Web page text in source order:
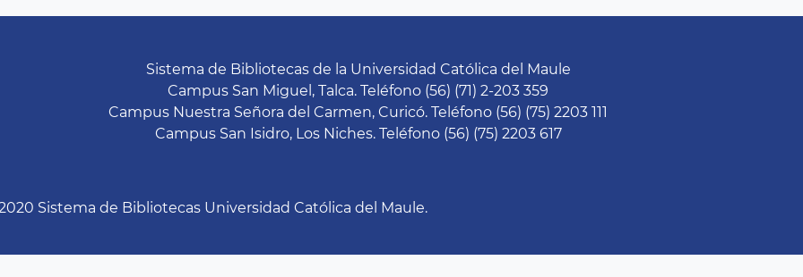
Sistema de Bibliotecas de la Universidad Católica del Maule
Campus San Miguel, Talca. Teléfono (56) (71) 2-203 359
Campus Nuestra Señora del Carmen, Curicó. Teléfono (56) (75) 2203 111
Campus San Isidro, Los Niches. Teléfono (56) (75) 2203 617
Sistema de Bibliotecas Universidad Católica del Maule.